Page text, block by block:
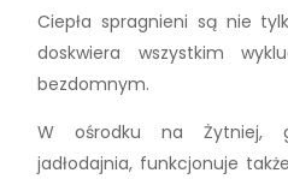
Ciepła spragnieni są nie
doskwiera wszystkim
bezdomnym.
W ośrodku na Żytniej,
jadłodajnia, funkcjonuje